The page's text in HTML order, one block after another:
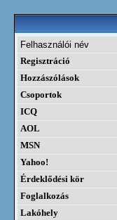
Felhasználói név
Regisztráció
Hozzászólások
Csoportok
ICQ
AOL
MSN
Yahoo!
Érdeklődési kör
Foglalkozás
Lakóhely